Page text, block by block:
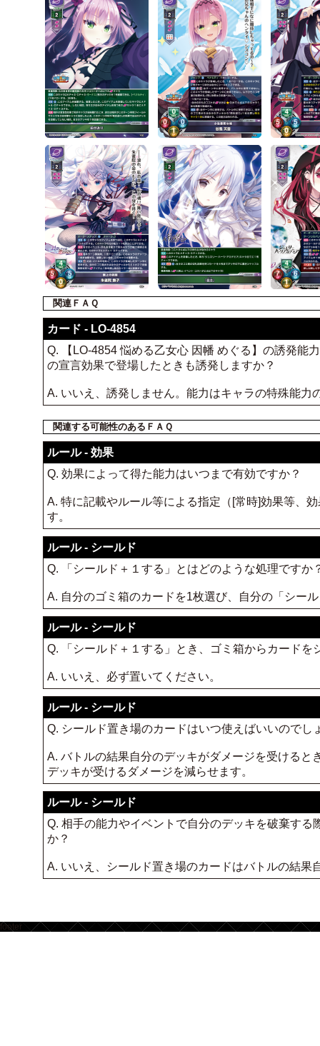
関連ＦＡＱ
カード - LO-4854
Q. 【LO-4854 悩める乙女心 因幡 めぐる】の誘発能
の宣言効果で登場したときも誘発しますか？
A. いいえ、誘発しません。能力はキャラの特殊能力
関連する可能性のあるＦＡＱ
ルール - 効果
Q. 効果によって得た能力はいつまで有効ですか？
A. 特に記載やルール等による指定（[常時]効果等、
す。
ルール - シールド
Q. 「シールド＋１する」とはどのような処理ですか
A. 自分のゴミ箱のカードを1枚選び、自分の「シー
ルール - シールド
Q. 「シールド＋１する」とき、ゴミ箱からカード
A. いいえ、必ず置いてください。
ルール - シールド
Q. シールド置き場のカードはいつ使えばいいのでし
A. バトルの結果自分のデッキがダメージを受ける
デッキが受けるダメージを減らせます。
ルール - シールド
Q. 相手の能力やイベントで自分のデッキを破棄す
か？
A. いいえ、シールド置き場のカードはバトルの結
footer